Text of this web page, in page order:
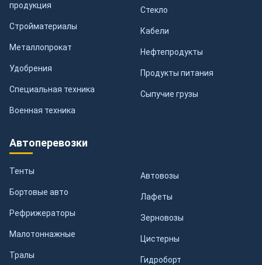
продукция
Стройматериалы
Металлопрокат
Удобрения
Специальная техника
Военная техника
Стекло
Кабели
Нефтепродукты
Продукты питания
Сыпучие грузы
Автоперевозки
Тенты
Бортовые авто
Рефрижераторы
Малотоннажные
Тралы
Автовозы
Лафеты
Зерновозы
Цистерны
Гидроборт